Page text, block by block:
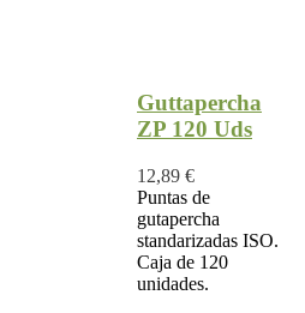
Guttapercha
ZP 120 Uds
12,89 €
Puntas de
gutapercha
standarizadas ISO.
Caja de 120
unidades.